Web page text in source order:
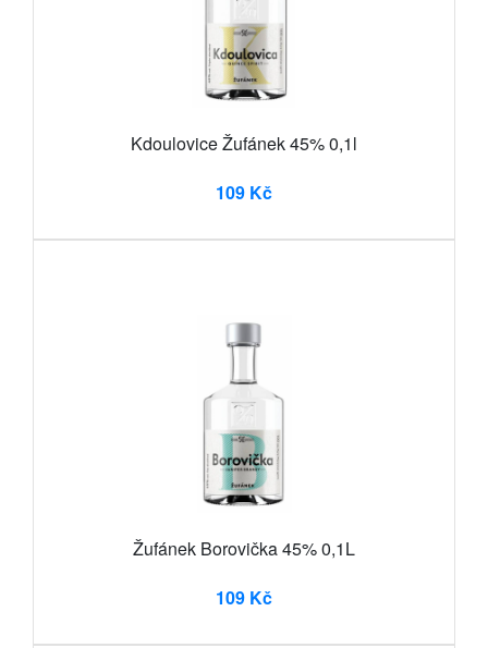
Kdoulovice Žufánek 45% 0,1l
109 Kč
Žufánek Borovička 45% 0,1L
109 Kč